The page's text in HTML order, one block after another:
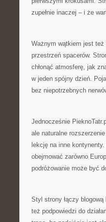
zupełnie inaczej – i że
Ważnym wątkiem jest
przestrzeń spacerów.
chłonąć atmosferę, jak
w jeden spójny dzień.
bez niepotrzebnych
Jednocześnie
ale naturalne
lekcję na inne
obejmować zarówno
podróżowanie może być
Styl strony łączy
też podpowiedzi do